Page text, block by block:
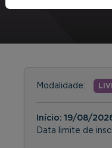
Modalidade:
Início: 19/08/
Data limite de